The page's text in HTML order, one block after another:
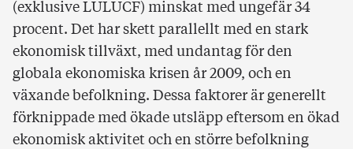
(exklusive LULUCF) minskat med ungefär 34
procent. Det har skett parallellt med en stark
ekonomisk tillväxt, med undantag för den
globala ekonomiska krisen år 2009, och en
växande befolkning. Dessa faktorer är generellt
förknippade med ökade utsläpp eftersom en ökad
ekonomisk aktivitet och en större befolkning